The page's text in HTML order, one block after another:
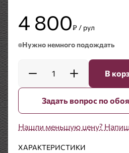
4 800₽ / рул
Нужно немного подождать
1 В
Задать вопрос по
Нашли меньшую цену?
ХАРАКТЕРИСТИКИ